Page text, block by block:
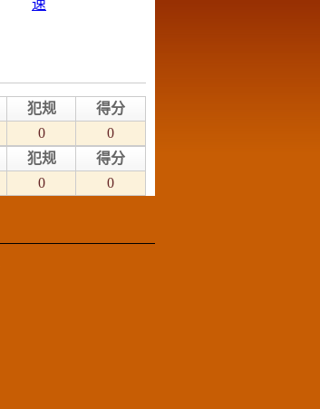
犯规
得分
0
0
犯规
得分
0 0